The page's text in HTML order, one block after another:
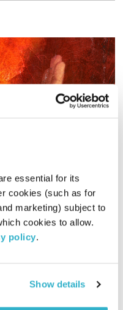
essential for its
cookies (such as for
marketing) subject to
cookies to allow.
policy.
Show details
עולם קטן – 21.3.18
עולם קטן
אורי בנקהלטר
21.03.18
01:59:07
מסע מוזיקלי יומי עם אורי
אודיו